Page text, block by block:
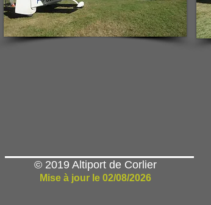
© 2019 Altiport de Corlier
Mise à jour le 02/08/2026